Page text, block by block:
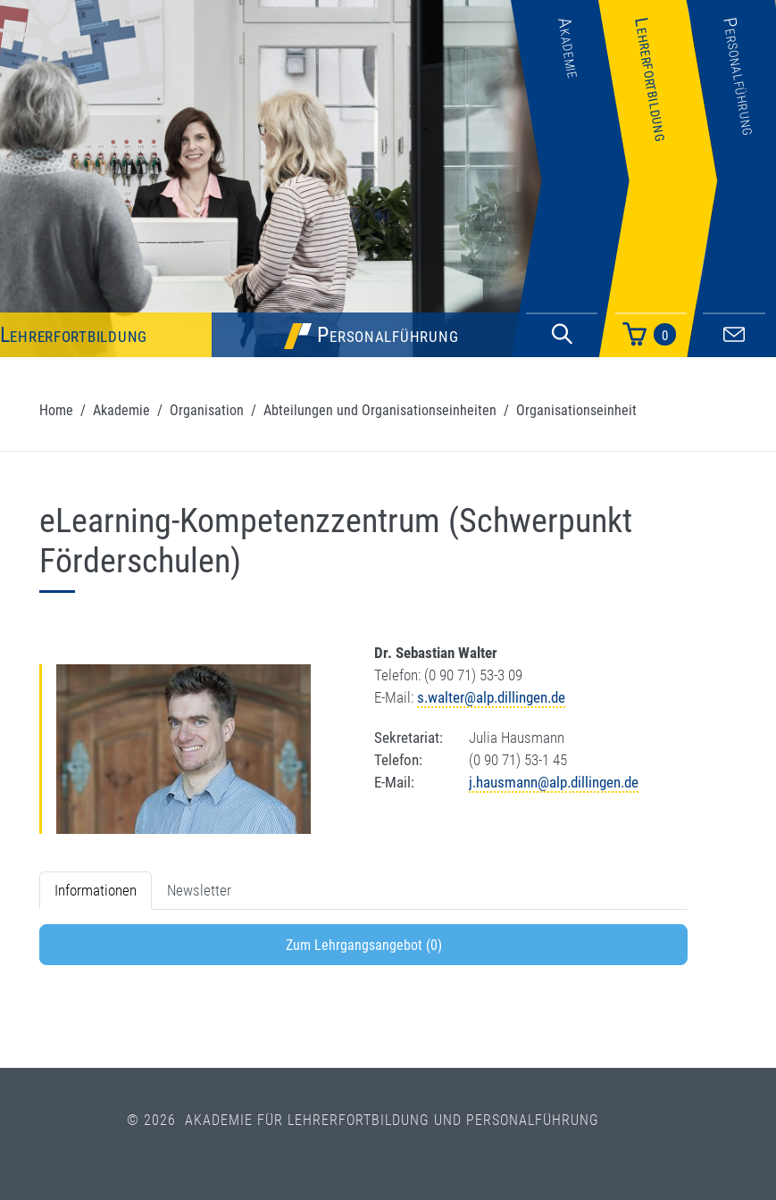
Lehrerfortbildung Personalführung 0
Akademie Lehrerfortbildung Personalführung
Home / Akademie / Organisation / Abteilungen und Organisationseinheiten / Organisationseinheit
eLearning-Kompetenzzentrum (Schwerpunkt
Förderschulen)
Dr. Sebastian Walter
Telefon: (0 90 71) 53-3 09
E-Mail: s.walter@alp.dillingen.de
Sekretariat:
Julia Hausmann
Telefon:
(0 90 71) 53-1 45
E-Mail:
j.hausmann@alp.dillingen.de
Informationen Newsletter
Zum Lehrgangsangebot (0)
© 2026 AKADEMIE FÜR LEHRERFORTBILDUNG UND PERSONALFÜHRUNG